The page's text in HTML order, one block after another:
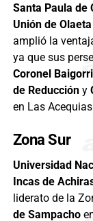
Santa Paula de
Unión de Olaeta
amplió la
ya que sus
Coronel
de Reduccióny
en Las
Zona Sur
Universidad
Incas de
liderato de la
de Sampacho